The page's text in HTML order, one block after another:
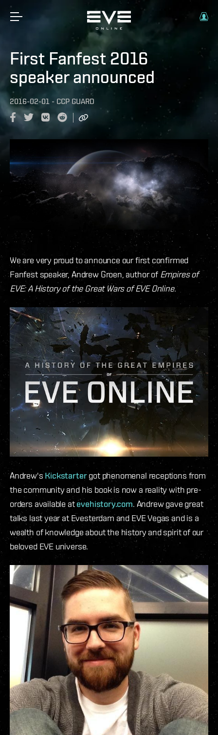
First Fanfest 2016
speaker announced
2016-02-01 - CCP GUARD
We are very proud to announce our first confirmed
Fanfest speaker, Andrew Groen, author of Empires of
EVE: A History of the Great Wars of EVE Online.
Andrew'sKickstartergot phenomenal receptions from
the community and his book is now a reality with pre-
orders available atevehistory.com. Andrew gave great
talks last year at Evesterdam and EVE Vegas and is a
wealth of knowledge about the history and spirit of our
beloved EVE universe.